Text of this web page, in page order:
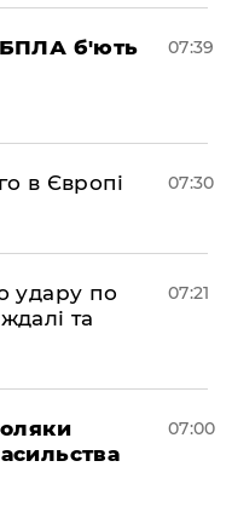
БПЛА б'ють
07:39
в Європі
07:30
удару по
та
07:21
07:00